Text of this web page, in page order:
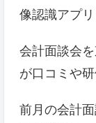
像認識アプ
会計面談会
が口コミや
前月の会計